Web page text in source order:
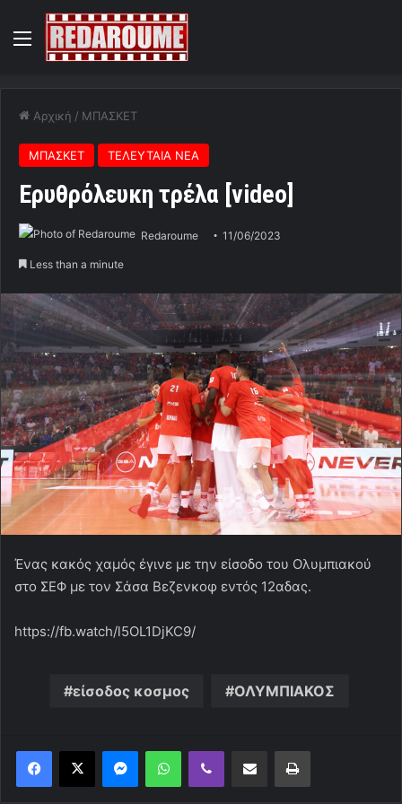
Menu
Αρχική / ΜΠΑΣΚΕΤ
ΜΠΑΣΚΕΤ ΤΕΛΕΥΤΑΙΑ ΝΕΑ
Ερυθρόλευκη τρέλα [video]
Redaroume 11/06/2023
Less than a minute
Ένας κακός χαμός έγινε με την είσοδο του Ολυμπιακού
στο ΣΕΦ με τον Σάσα Βεζενκοφ εντός 12αδας.
https://fb.watch/l5OL1DjKC9/
είσοδος κοσμος ΟΛΥΜΠΙΑΚΟΣ
MessengerWhatsAppViber Κοινοποίηση μέσω ηλεκτρονικού ταχυδρομείουΕκτύπωση